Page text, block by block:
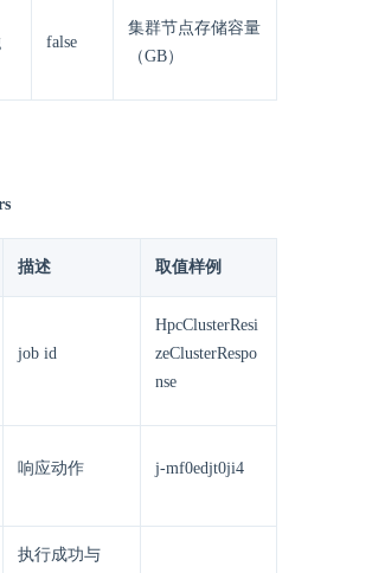
false
集群节点存储容量
（GB）
描述 取值样例
job id
HpcClusterResi
zeClusterRespo
nse
响应动作 j-mf0edjt0ji4
执行成功与